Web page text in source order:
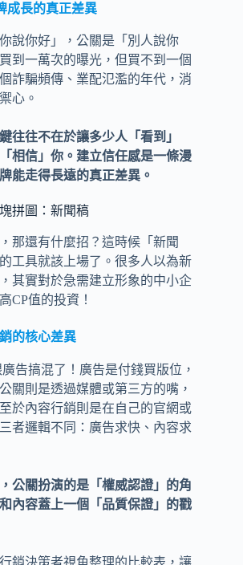
成長的真正差異
說你好」，公關是「別人說你
到一萬次的曝光，但買不到一個
詐騙頻傳、業配氾濫的年代，消
心。
往往不在於讓多少人「看到」
相信」你。建立信任感是一條漫
能走得長遠的真正差異。
拼圖：新聞稿
那還有什麼招？這時候「新聞
工具就該上場了。很多人以為新
其實對於急需建立形象的中小企
CP值的投資！
的核心差異
告搞混了！廣告是付錢買版位，
關則是透過媒體或第三方的嘴，
於內容行銷則是在自己的官網或
者邏輯不同：廣告求快、內容求
公關扮演的是「權威認證」的角
內容蓋上一個「品質保證」的戳
銷決策者視角整理的比較表，讓